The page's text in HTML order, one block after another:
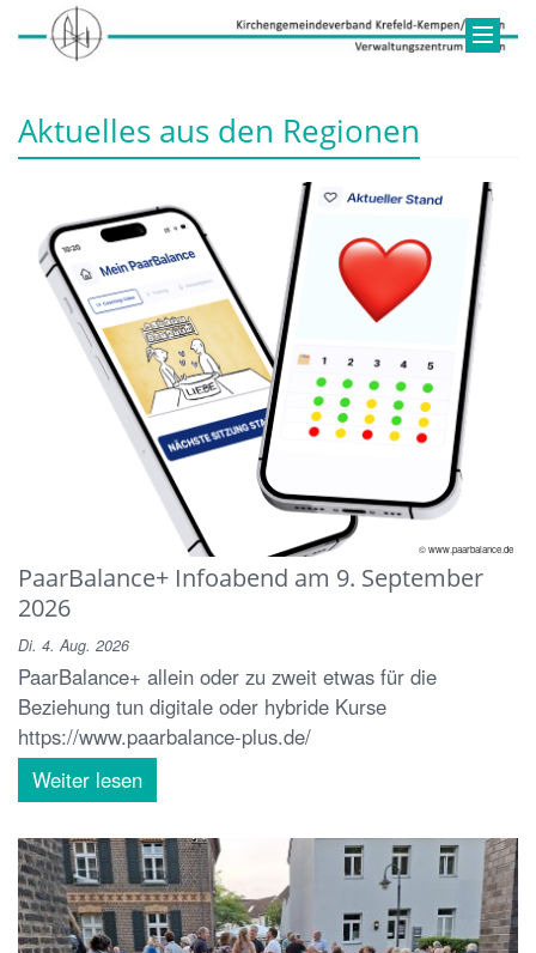
Aktuelles aus den Regionen
© www.paarbalance.de
PaarBalance+ Infoabend am 9. September
2026
Di. 4. Aug. 2026
PaarBalance+ allein oder zu zweit etwas für die
Beziehung tun digitale oder hybride Kurse
https://www.paarbalance-plus.de/
Weiter lesen